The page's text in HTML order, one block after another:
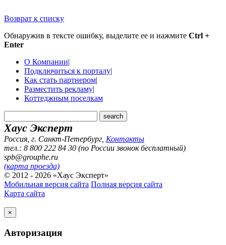
Возврат к списку
Обнаружив в тексте ошибку, выделите ее и нажмите Ctrl +
Enter
О Компании|
Подключиться к порталу|
Как стать партнером|
Разместить рекламу|
Коттеджным поселкам
Хаус Эксперт
Россия, г. Санкт-Петербург Контакты
тел.: 8 800 222 84 30 (по России звонок бесплатный)
spb@grouphe.ru
(карта проезда)
© 2012 - 2026 «Хаус Эксперт»
Мобильная версия сайта Полная версия сайта
Карта сайта
×
Авторизация